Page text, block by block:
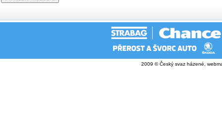
2009 © Český svaz házené,